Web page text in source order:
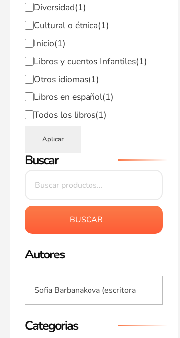
Diversidad(1)
Cultural o étnica(1)
Inicio(1)
Libros y cuentos Infantiles(1)
Otros idiomas(1)
Libros en español(1)
Todos los libros(1)
Aplicar
Buscar
BUSCAR
Autores
Categorias